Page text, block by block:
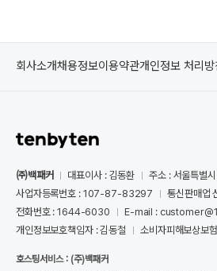
회사소개채용정보이용약관개인정보 처리방
㈜백패커 대표이사 : 김동환
주소 : 서울특별
사업자등록번호 : 107-87-83297
통신판매업
전화번호 : 1644-6030
E-mail :
개인정보보호책임자 : 김동철
소비자피해보상보
호스팅서비스 : (주)백패커